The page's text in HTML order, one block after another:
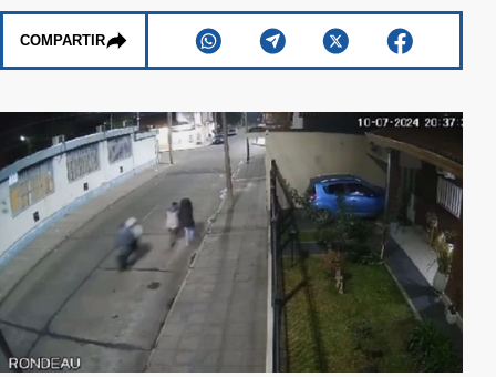
COMPARTIR